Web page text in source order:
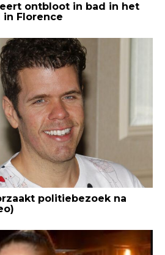
ontbloot in bad in het
Florence
politiebezoek na